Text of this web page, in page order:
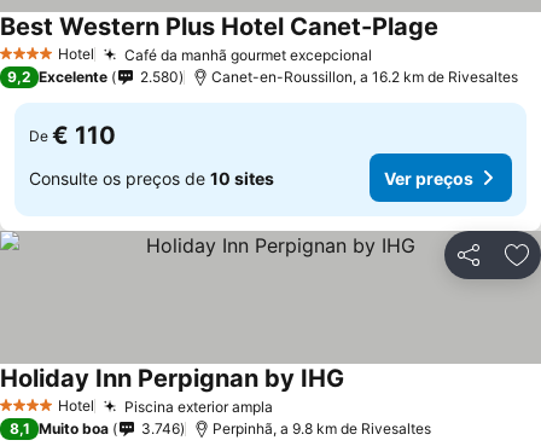
4 EstrelasHotel Café da manhã gourmet excepcional
Best Western Plus Hotel Canet-Plage
9,2 Excelente 2.580 Canet-en-Roussillon, a 16.2 km de Rivesaltes
De € 110
Consulte os preços de 10 sites Ver preços
Partilhar
4 EstrelasHotel Piscina exterior ampla
Holiday Inn Perpignan by IHG
8,1 Muito boa 3.746 Perpinhã, a 9.8 km de Rivesaltes